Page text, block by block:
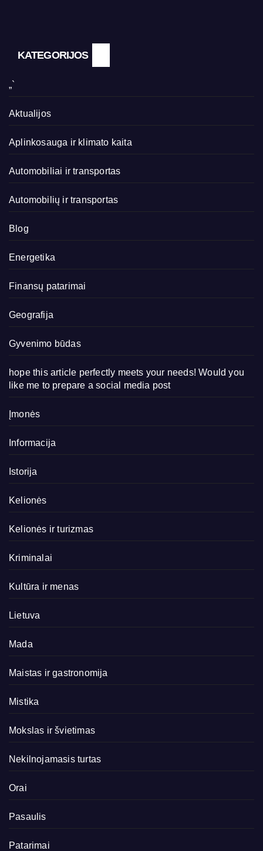
KATEGORIJOS
„`
Aktualijos
Aplinkosauga ir klimato kaita
Automobiliai ir transportas
Automobilių ir transportas
Blog
Energetika
Finansų patarimai
Geografija
Gyvenimo būdas
hope this article perfectly meets your needs! Would you
like me to prepare a social media post
Įmonės
Informacija
Istorija
Kelionės
Kelionės ir turizmas
Kriminalai
Kultūra ir menas
Lietuva
Mada
Maistas ir gastronomija
Mistika
Mokslas ir švietimas
Nekilnojamasis turtas
Orai
Pasaulis
Patarimai